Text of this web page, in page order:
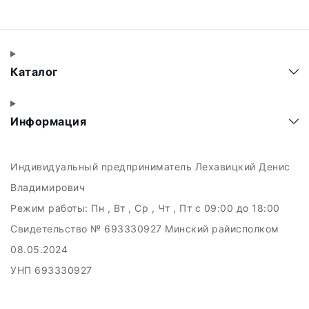
Каталог
Информация
Индивидуальный предприниматель Лехавицкий Денис
Владимирович
Режим работы: Пн , Вт , Ср , Чт , Пт c 09:00 до 18:00
Свидетельство № 693330927 Минский райисполком
08.05.2024
УНП 693330927